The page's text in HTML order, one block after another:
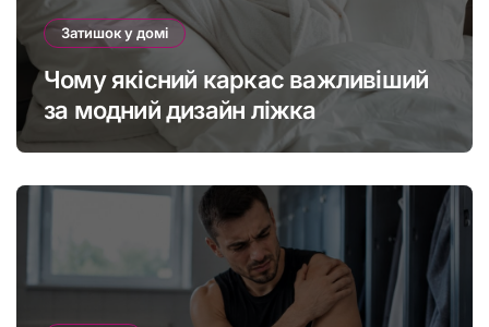
Затишок у домі
Чому якісний каркас важливіший
за модний дизайн ліжка